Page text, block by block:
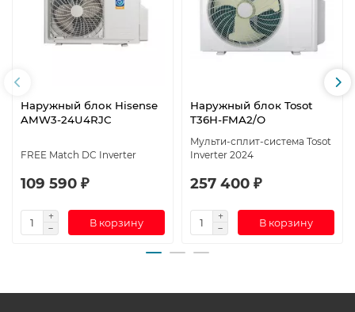
Наружный блок Hisense
AMW3-24U4RJC
FREE Match DC Inverter
109 590 ₽
В корзину
Наружный блок Tosot
T36H-FMA2/O
Мульти-сплит-система Tosot
Inverter 2024
257 400 ₽
В корзину